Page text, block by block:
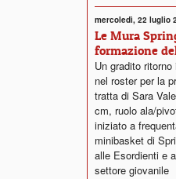
mercoledì, 22 luglio
Le Mura
formazione
Un gradito
nel roster per la
tratta di Sara
cm, ruolo ala/
iniziato a
minibasket di
alle Esordienti e
settore giovanile